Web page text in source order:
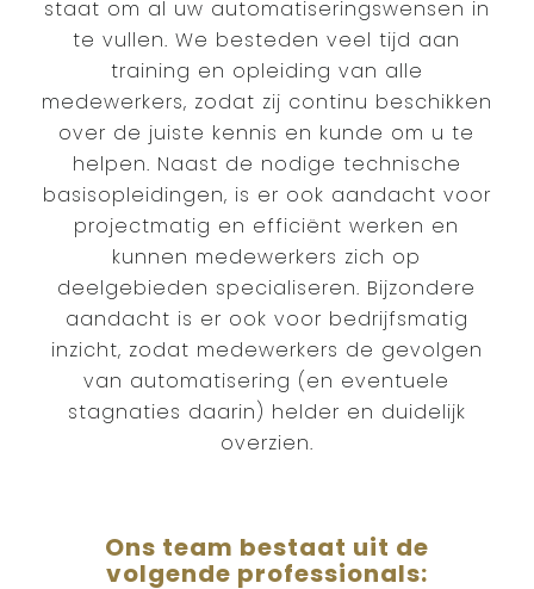
staat om al uw automatiseringswensen in
te vullen. We besteden veel tijd aan
training en opleiding van alle
medewerkers, zodat zij continu beschikken
over de juiste kennis en kunde om u te
helpen. Naast de nodige technische
basisopleidingen, is er ook aandacht voor
projectmatig en efficiënt werken en
kunnen medewerkers zich op
deelgebieden specialiseren. Bijzondere
aandacht is er ook voor bedrijfsmatig
inzicht, zodat medewerkers de gevolgen
van automatisering (en eventuele
stagnaties daarin) helder en duidelijk
overzien.
Ons team bestaat uit de
volgende professionals: